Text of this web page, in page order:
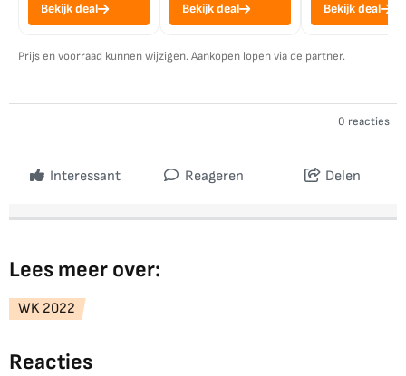
Bekijk deal Bekijk deal Bekijk deal
Prijs en voorraad kunnen wijzigen. Aankopen lopen via de partner.
0 reacties
Interessant Reageren Delen
Lees meer over:
WK 2022
Reacties